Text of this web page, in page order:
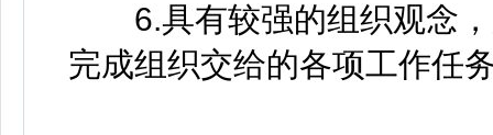
6.具有较强的组织观念，
完成组织交给的各项工作任